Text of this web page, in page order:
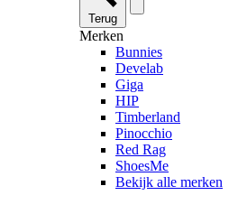
Terug
Merken
Bunnies
Develab
Giga
HIP
Timberland
Pinocchio
Red Rag
ShoesMe
Bekijk alle merken